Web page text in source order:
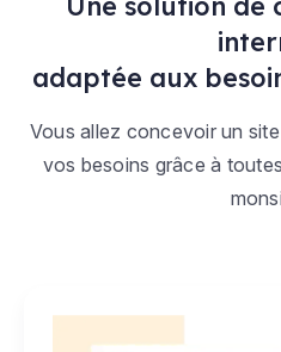
adaptée aux
Vous allez concevoir un
vos besoins grâce à